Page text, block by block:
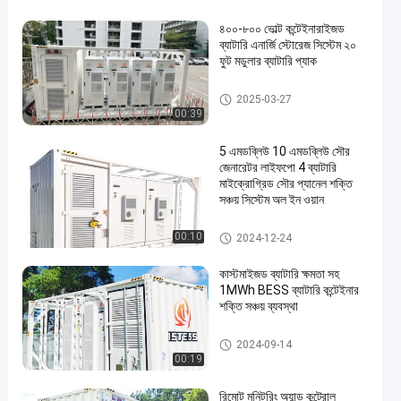
00:39
৪০০-৮০০ ভোল্ট কন্টেইনারাইজড
ব্যাটারি এনার্জি স্টোরেজ সিস্টেম ২০
ফুট মডুলার ব্যাটারি প্যাক
কন্টেইনারযুক্ত ব্যাটারি শক্তি সঞ্চয় ব্যবস্থা
2025-03-27
00:10
5 এমডব্লিউ 10 এমডব্লিউ সৌর
জেনারেটর লাইফপো 4 ব্যাটারি
মাইক্রোগ্রিড সৌর প্যানেল শক্তি
সঞ্চয় সিস্টেম অল ইন ওয়ান
কন্টেইনারযুক্ত ব্যাটারি শক্তি সঞ্চয় ব্যবস্থা
2024-12-24
00:19
কাস্টমাইজড ব্যাটারি ক্ষমতা সহ
1MWh BESS ব্যাটারি কন্টেইনার
শক্তি সঞ্চয় ব্যবস্থা
কন্টেইনারযুক্ত ব্যাটারি শক্তি সঞ্চয় ব্যবস্থা
2024-09-14
রিমোট মনিটরিং অ্যান্ড কন্ট্রোল